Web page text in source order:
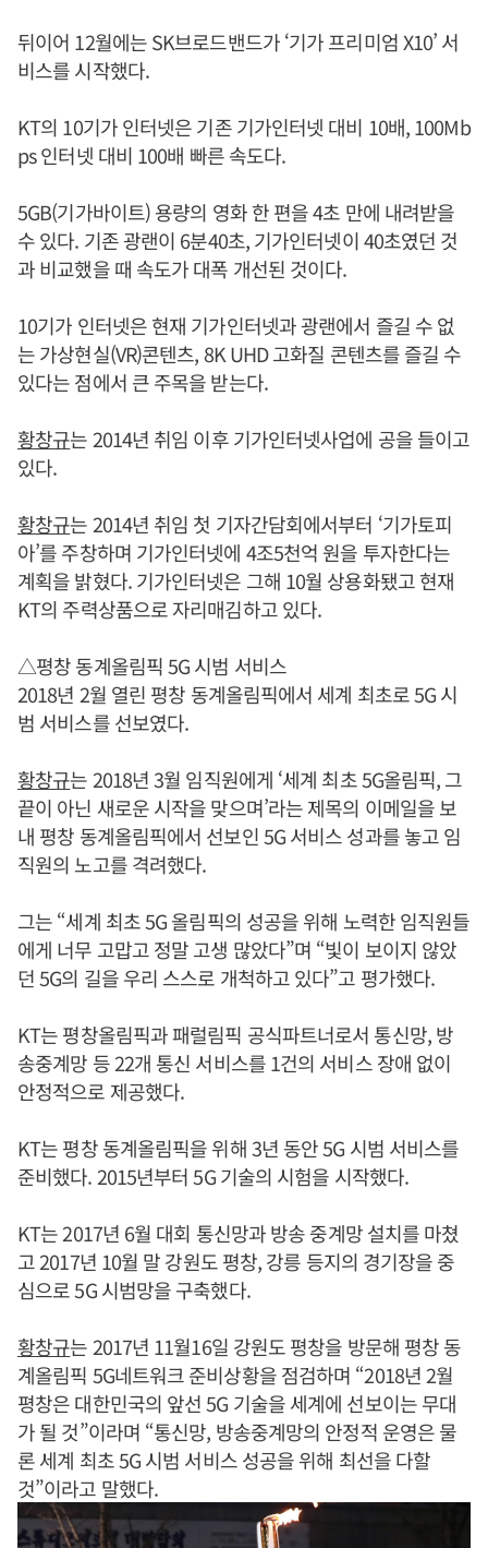
뒤이어 12월에는 SK브로드밴드가 ‘기가 프리미엄 X10’ 서
비스를 시작했다.
KT의 10기가 인터넷은 기존 기가인터넷 대비 10배, 100Mb
ps 인터넷 대비 100배 빠른 속도다.
5GB(기가바이트) 용량의 영화 한 편을 4초 만에 내려받을
수 있다. 기존 광랜이 6분40초, 기가인터넷이 40초였던 것
과 비교했을 때 속도가 대폭 개선된 것이다.
10기가 인터넷은 현재 기가인터넷과 광랜에서 즐길 수 없
는 가상현실(VR)콘텐츠, 8K UHD 고화질 콘텐츠를 즐길 수
있다는 점에서 큰 주목을 받는다.
황창규는 2014년 취임 이후 기가인터넷사업에 공을 들이고
있다.
황창규는 2014년 취임 첫 기자간담회에서부터 ‘기가토피
아’를 주창하며 기가인터넷에 4조5천억 원을 투자한다는
계획을 밝혔다. 기가인터넷은 그해 10월 상용화됐고 현재
KT의 주력상품으로 자리매김하고 있다.
△평창 동계올림픽 5G 시범 서비스
2018년 2월 열린 평창 동계올림픽에서 세계 최초로 5G 시
범 서비스를 선보였다.
황창규는 2018년 3월 임직원에게 ‘세계 최초 5G올림픽, 그
끝이 아닌 새로운 시작을 맞으며’라는 제목의 이메일을 보
내 평창 동계올림픽에서 선보인 5G 서비스 성과를 놓고 임
직원의 노고를 격려했다.
그는 “세계 최초 5G 올림픽의 성공을 위해 노력한 임직원들
에게 너무 고맙고 정말 고생 많았다”며 “빛이 보이지 않았
던 5G의 길을 우리 스스로 개척하고 있다”고 평가했다.
KT는 평창올림픽과 패럴림픽 공식파트너로서 통신망, 방
송중계망 등 22개 통신 서비스를 1건의 서비스 장애 없이
안정적으로 제공했다.
KT는 평창 동계올림픽을 위해 3년 동안 5G 시범 서비스를
준비했다. 2015년부터 5G 기술의 시험을 시작했다.
KT는 2017년 6월 대회 통신망과 방송 중계망 설치를 마쳤
고 2017년 10월 말 강원도 평창, 강릉 등지의 경기장을 중
심으로 5G 시범망을 구축했다.
황창규는 2017년 11월16일 강원도 평창을 방문해 평창 동
계올림픽 5G네트워크 준비상황을 점검하며 “2018년 2월
평창은 대한민국의 앞선 5G 기술을 세계에 선보이는 무대
가 될 것”이라며 “통신망, 방송중계망의 안정적 운영은 물
론 세계 최초 5G 시범 서비스 성공을 위해 최선을 다할
것”이라고 말했다.